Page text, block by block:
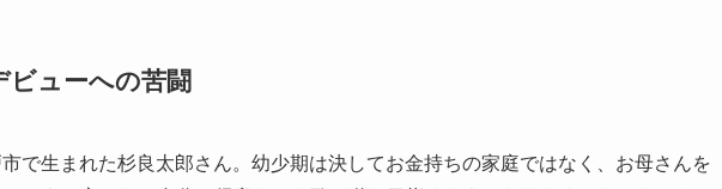
ビューへの苦闘
で生まれた杉良太郎さん。幼少期は決してお金持ちの家庭ではなく、お母さんを